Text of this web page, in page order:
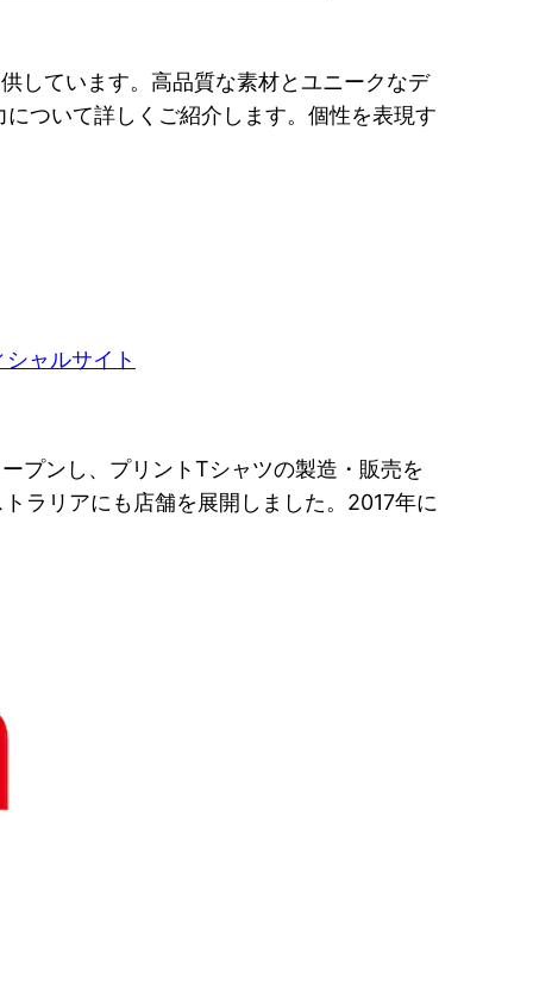
しています。高品質な素材とユニークなデ
ついて詳しくご紹介します。個性を表現す
プンし、プリントTシャツの製造・販売を
ラリアにも店舗を展開しました。2017年に